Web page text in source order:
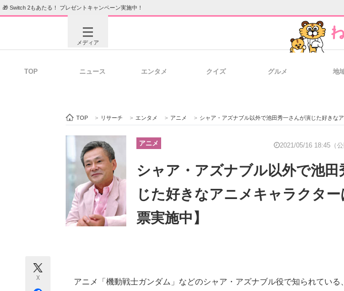
🎁 Switch 2もあたる！ プレゼントキャンペーン実施中！
メディア
ビジネスと働き方のヒント
ITエンジニア向け専門サイト
ちょっと気になるネットの話題
TOP ニュース エンタメ クイズ グルメ 地
TOP > リサーチ > エンタメ > アニメ > シャア・アズナブル以外で池田秀一さんが演じた好きなアニ
アニメ 2021/05/16 18:45（公
シャア・アズナブル以外で池田
じた好きなアニメキャラクタ
票実施中】
X
アニメ「機動戦士ガンダム」などのシャア・アズナブル役で知られている